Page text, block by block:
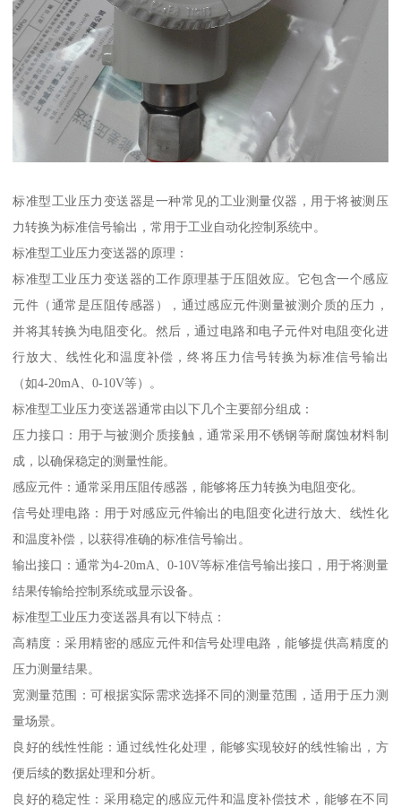
标准型工业压力变送器是一种常见的工业测量仪器，用于将被测压
力转换为标准信号输出，常用于工业自动化控制系统中。
标准型工业压力变送器的原理：
标准型工业压力变送器的工作原理基于压阻效应。它包含一个感应
元件（通常是压阻传感器），通过感应元件测量被测介质的压力，
并将其转换为电阻变化。然后，通过电路和电子元件对电阻变化进
行放大、线性化和温度补偿，终将压力信号转换为标准信号输出
（如4-20mA、0-10V等）。
标准型工业压力变送器通常由以下几个主要部分组成：
压力接口：用于与被测介质接触，通常采用不锈钢等耐腐蚀材料制
成，以确保稳定的测量性能。
感应元件：通常采用压阻传感器，能够将压力转换为电阻变化。
信号处理电路：用于对感应元件输出的电阻变化进行放大、线性化
和温度补偿，以获得准确的标准信号输出。
输出接口：通常为4-20mA、0-10V等标准信号输出接口，用于将测量
结果传输给控制系统或显示设备。
标准型工业压力变送器具有以下特点：
高精度：采用精密的感应元件和信号处理电路，能够提供高精度的
压力测量结果。
宽测量范围：可根据实际需求选择不同的测量范围，适用于压力测
量场景。
良好的线性性能：通过线性化处理，能够实现较好的线性输出，方
便后续的数据处理和分析。
良好的稳定性：采用稳定的感应元件和温度补偿技术，能够在不同